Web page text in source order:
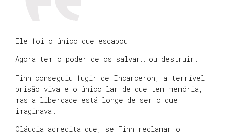
Ele foi o único que escapou.
Agora tem o poder de os salvar… ou destruir.
Finn conseguiu fugir de Incarceron, a terrível
prisão viva e o único lar de que tem memória,
mas a liberdade está longe de ser o que
imaginava…
Cláudia acredita que, se Finn reclamar o